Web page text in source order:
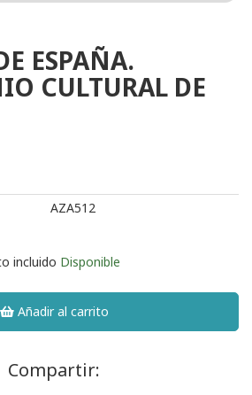
ESPAÑA.
CULTURAL DE
AZA512
incluido Disponible
Añadir al carrito
Compartir: